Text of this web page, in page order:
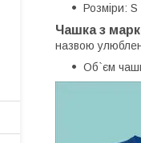
Розміри: S
Чашка з
назвою
Об`єм